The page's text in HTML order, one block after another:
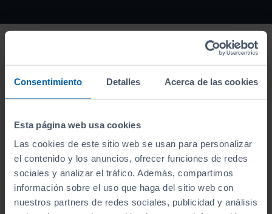
Consentimiento Detalles Acerca de las cookies
Esta página web usa cookies
Las cookies de este sitio web se usan para personalizar
el contenido y los anuncios, ofrecer funciones de redes
sociales y analizar el tráfico. Además, compartimos
información sobre el uso que haga del sitio web con
nuestros partners de redes sociales, publicidad y análisis
Este vehículo se encuentra en: